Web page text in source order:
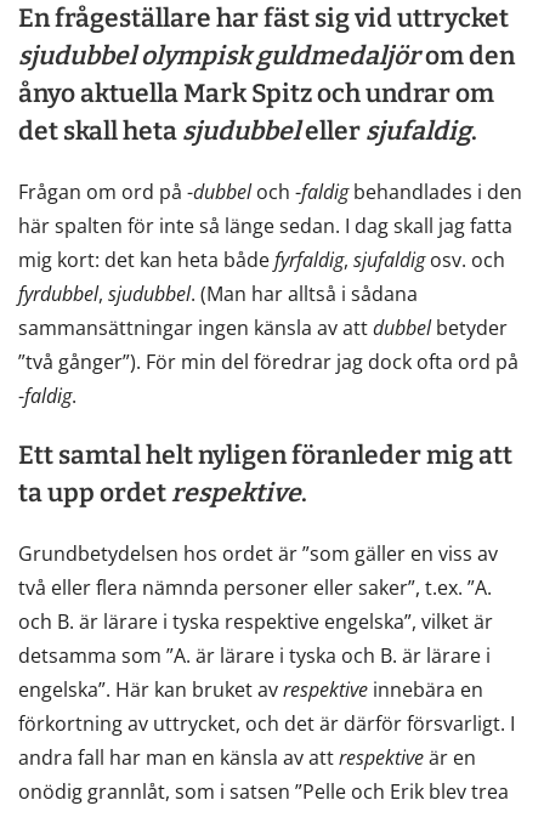
En frågeställare har fäst sig vid uttrycket
sjudubbelolympiskguldmedaljörom den
ånyo aktuella Mark Spitz och undrar om
det skall hetasjudubbelellersjufaldig.
Frågan om ord på -dubbeloch -faldigbehandlades i den
här spalten för inte så länge sedan. I dag skall jag fatta
mig kort: det kan heta bådefyrfaldig, sjufaldigosv. och
fyrdubbel, sjudubbel. (Man har alltså i sådana
sammansättningar ingen känsla av attdubbelbetyder
”två gånger”). För min del föredrar jag dock ofta ord på
-faldig.
Ett samtal helt nyligen föranleder mig att
ta upp ordetrespektive.
Grundbetydelsen hos ordet är ”som gäller en viss av
två eller flera nämnda personer eller saker”, t.ex. ”A.
och B. är lärare i tyska respektive engelska”, vilket är
detsamma som ”A. är lärare i tyska och B. är lärare i
engelska”. Här kan bruket avrespektive innebära en
förkortning av uttrycket, och det är därför försvarligt. I
andra fall har man en känsla av attrespektiveär en
onödig grannlåt, som i satsen ”Pelle och Erik blev trea